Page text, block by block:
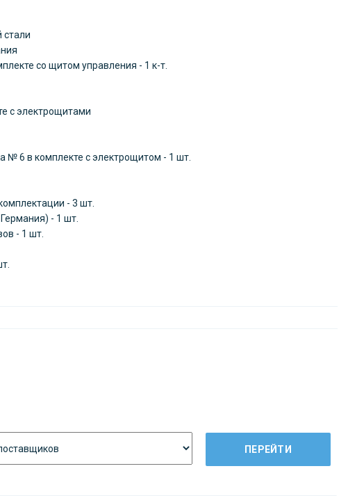
со щитом управления - 1 к-т.
с электрощитами
6 в комплекте с электрощитом - 1 шт.
- 3 шт.
- 1 шт.
- 1 шт.